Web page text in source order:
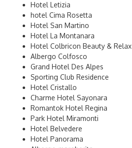
Hotel Letizia
hotel Cima Rosetta
Hotel San Martino
Hotel La Montanara
Hotel Colbricon Beauty & Relax
Albergo Colfosco
Grand Hotel Des Alpes
Sporting Club Residence
Hotel Cristallo
Charme Hotel Sayonara
Romantok Hotel Regina
Park Hotel Miramonti
Hotel Belvedere
Hotel Panorama